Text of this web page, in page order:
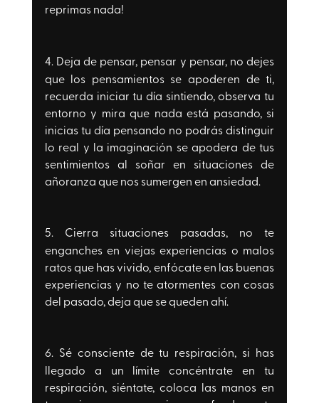
reprimas nada!
4. Deja de pensar, pensar y pensar, no dejes
que los pensamientos se apoderen de ti,
recuerda iniciar tu día sintiendo, observa tu
entorno y mira que nada está pasando, si
inicias tu día pensando no podrás distinguir
lo real y la imaginación se apodera de tus
sentimientos al soñar en situaciones de
añoranza que nos sumergen en ansiedad.
5. Cierra situaciones pasadas, no te
enganches en viejas experiencias o malos
ratos que has vivido, enfócate en las buenas
experiencias y no te atormentes con cosas
del pasado, deja que se queden ahí.
6. Sé consciente de tu respiración, si has
llegado a un límite concéntrate en tu
respiración, siéntate, coloca las manos en